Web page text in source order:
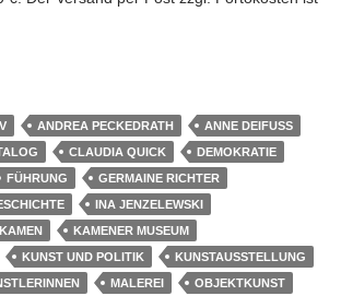
ANDREA PECKEDRATH
ANNE DEIFUSS
CLAUDIA QUICK
DEMOKRATIE
FÜHRUNG
GERMAINE RICHTER
INA JENZELEWSKI
KAMEN
KAMENER MUSEUM
KUNST UND POLITIK
KUNSTAUSSTELLUNG
MALEREI
OBJEKTKUNST